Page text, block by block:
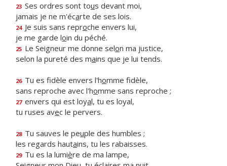
23 Ses ordres sont tous devant moi,
jamais je ne m'écarte de ses lois.
24 Je suis sans reproche envers lui,
je me garde loin du péché.
25 Le Seigneur me donne selon ma justice,
selon la pureté des mains que je lui tends.
26 Tu es fidèle envers l'homme fidèle,
sans reproche avec l'homme sans reproche ;
27 envers qui est loyal, tu es loyal,
tu ruses avec le pervers.
28 Tu sauves le peuple des humbles ;
les regards hautains, tu les rabaisses.
29 Tu es la lumière de ma lampe,